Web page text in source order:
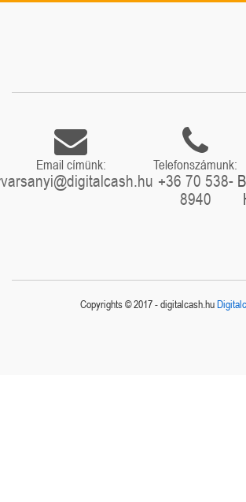
Email címünk: Telefonszámunk:
+36 70 538-
8940
Copyrights © 2017 - digitalcash.hu